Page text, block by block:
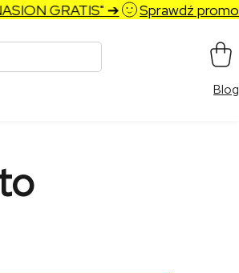
GRATIS" ➔ Sprawdź promo
Blog